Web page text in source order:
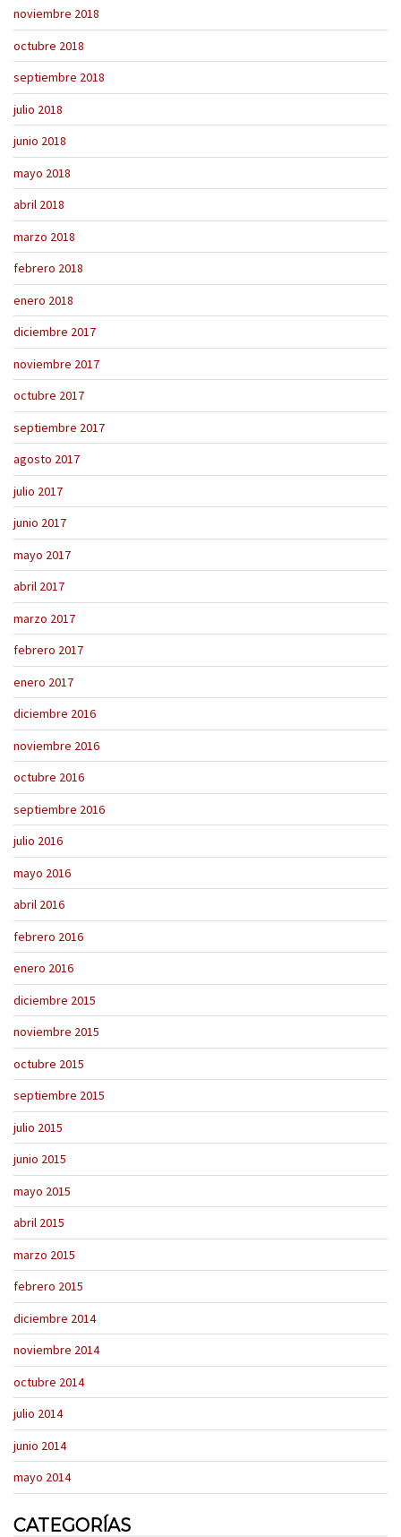
noviembre 2018
octubre 2018
septiembre 2018
julio 2018
junio 2018
mayo 2018
abril 2018
marzo 2018
febrero 2018
enero 2018
diciembre 2017
noviembre 2017
octubre 2017
septiembre 2017
agosto 2017
julio 2017
junio 2017
mayo 2017
abril 2017
marzo 2017
febrero 2017
enero 2017
diciembre 2016
noviembre 2016
octubre 2016
septiembre 2016
julio 2016
mayo 2016
abril 2016
febrero 2016
enero 2016
diciembre 2015
noviembre 2015
octubre 2015
septiembre 2015
julio 2015
junio 2015
mayo 2015
abril 2015
marzo 2015
febrero 2015
diciembre 2014
noviembre 2014
octubre 2014
julio 2014
junio 2014
mayo 2014
CATEGORÍAS